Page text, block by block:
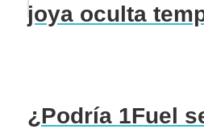
joya oculta
¿Podría 1Fuel